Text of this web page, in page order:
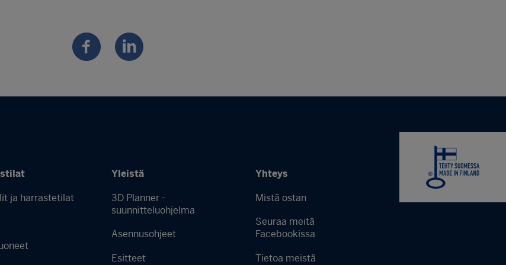
ja harrastetilat
Yleistä
3D Planner -
suunnitteluohjelma
Asennusohjeet
Esitteet
Yhteys
Mistä ostan
Seuraa meitä
Facebookissa
Tietoa meistä